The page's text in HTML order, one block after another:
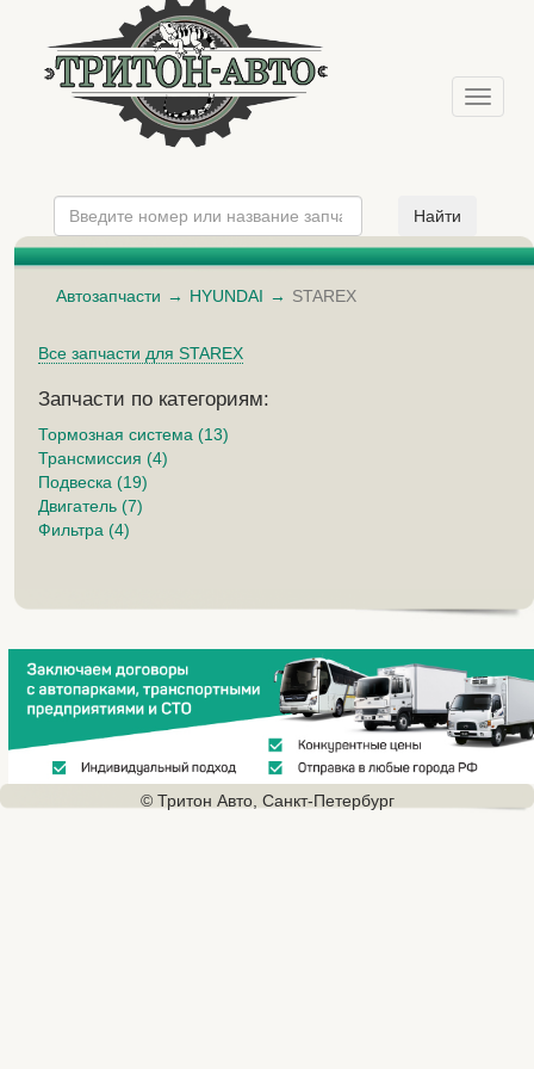
Меню
Автозапчасти HYUNDAI STAREX
Все запчасти для STAREX
Запчасти по категориям:
Тормозная система (13)
Трансмиссия (4)
Подвеска (19)
Двигатель (7)
Фильтра (4)
© Тритон Авто, Санкт-Петербург